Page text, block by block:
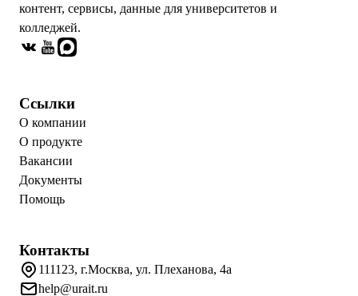
контент, сервисы, данные для университетов и
колледжей.
Ссылки
О компании
О продукте
Вакансии
Документы
Помощь
Контакты
111123, г.Москва, ул. Плеханова, 4а
help@urait.ru